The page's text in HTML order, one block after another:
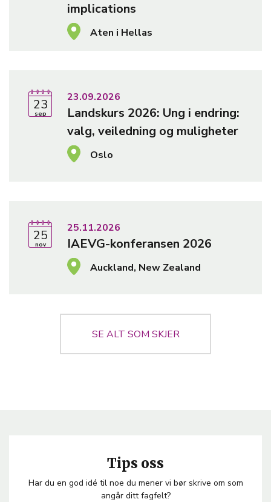
implications
Aten i Hellas
23
sep
Landskurs 2026: Ung i endring:
valg, veiledning og muligheter
23.09.2026
Oslo
25
nov IAEVG-konferansen 2026
25.11.2026
Auckland, New Zealand
SE ALT SOM SKJER
Tips oss
Har du en god idé til noe du mener vi bør skrive om som
angår ditt fagfelt?